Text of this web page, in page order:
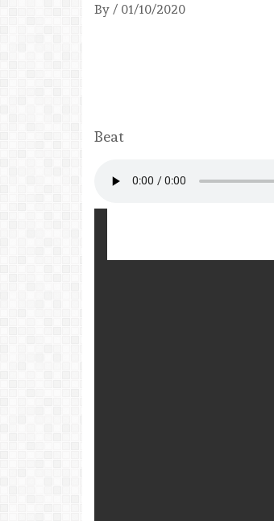
By / 01/10/2020
Beat